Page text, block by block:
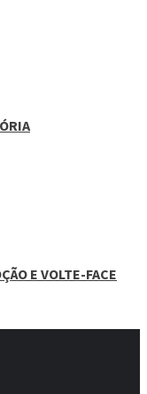
E VOLTE-FACE